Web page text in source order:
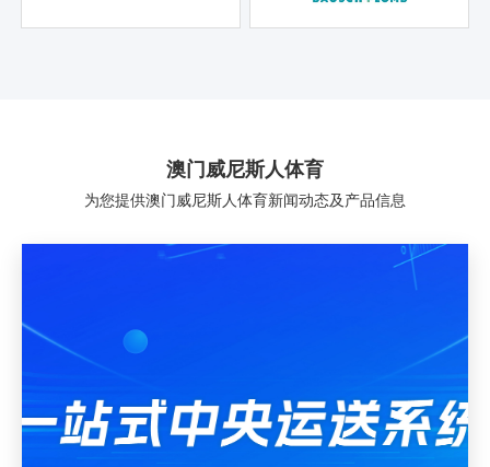
澳门威尼斯人体育
为您提供澳门威尼斯人体育新闻动态及产品信息